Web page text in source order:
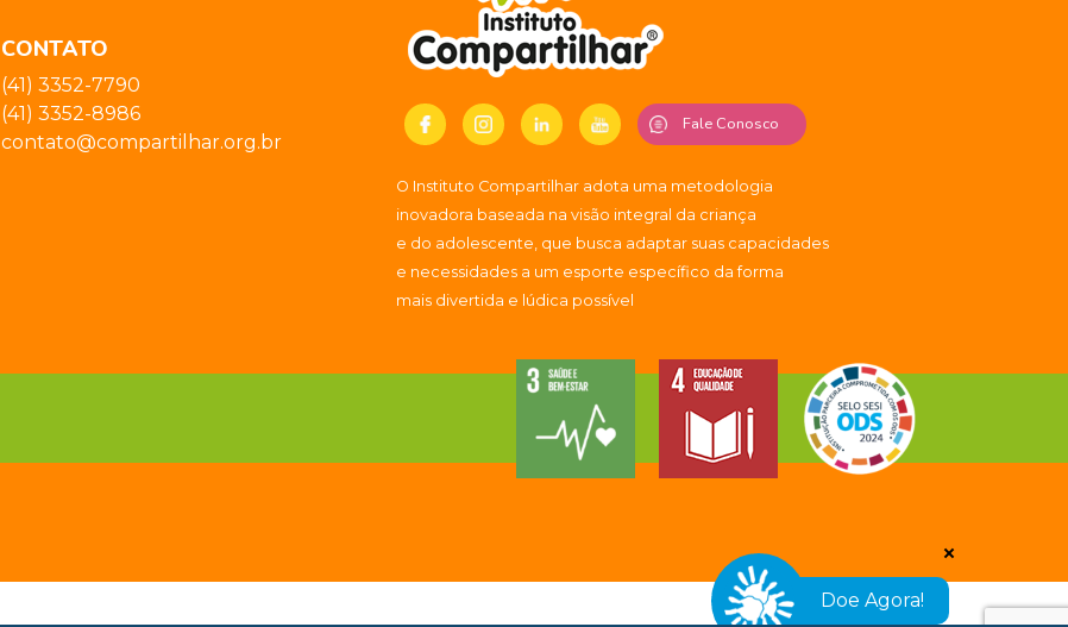
CONTATO
(41) 3352-7790
(41) 3352-8986
contato@compartilhar.org.br
Fale Conosco
O Instituto Compartilhar adota uma metodologia
inovadora baseada na visão integral da criança
e do adolescente, que busca adaptar suas capacidades
e necessidades a um esporte específico da forma
mais divertida e lúdica possível
Doe Agora!